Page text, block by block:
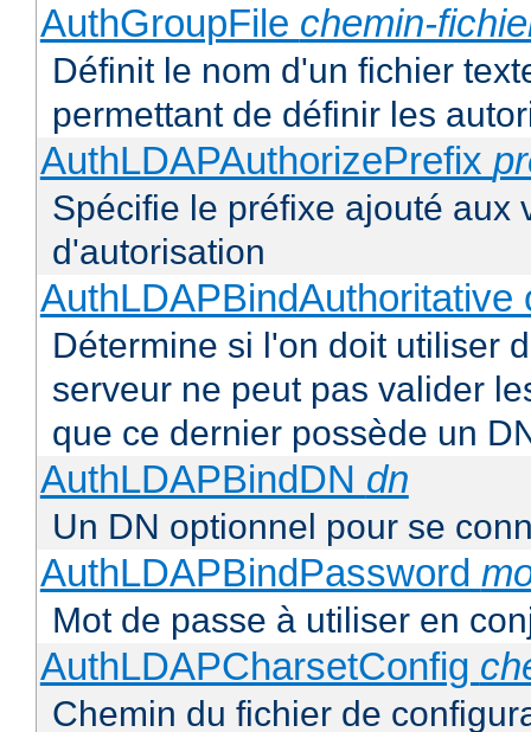
AuthGroupFile chemin-
Définit le nom d'un fichier
permettant de définir les
AuthLDAPAuthorizePrefix
Spécifie le préfixe ajouté aux
d'autorisation
AuthLDAPBindAuthoritative
Détermine si l'on doit utiliser
serveur ne peut pas valider
que ce dernier possède un
AuthLDAPBindDN dn
Un DN optionnel pour se
AuthLDAPBindPassword
Mot de passe à utiliser en
AuthLDAPCharsetConfig
Chemin du fichier de